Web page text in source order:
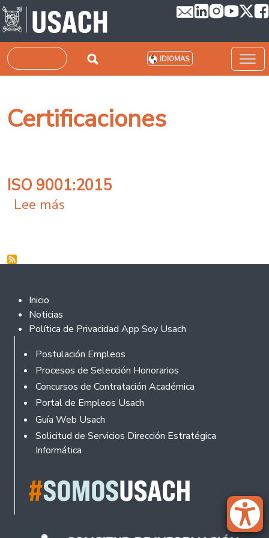
Pasar al contenido principal
Buscar IDIOMAS
Certificaciones
ISO 9001:2015
Lee más
Footer 2
Inicio
Noticias
Política de Privacidad App Soy Usach
Footer
Postulación Empleos
Procesos de Selección Honorarios
Concursos de Contratación Académica
Portal de Empleos Usach
Guía Web Usach
Solicitud de Servicios Dirección Estratégica
Informática